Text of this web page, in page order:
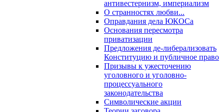
антивестернизм, империализм
О странностях любви...
Оправдания дела ЮКОСа
Основания пересмотра
приватизации
Предложения де-либерализовать
Конституцию и публичное право
Призывы к ужесточению
уголовного и уголовно-
процессуального
законодательства
Символические акции